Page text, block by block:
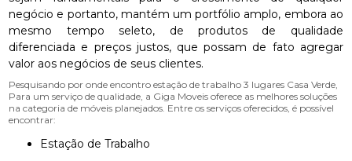
negócio e portanto, mantém um portfólio amplo, embora ao
mesmo tempo seleto, de produtos de qualidade
diferenciada e preços justos, que possam de fato agregar
valor aos negócios de seus clientes.
Pesquisando por onde encontro estação de trabalho 3 lugares Casa Verde,
Para um serviço de qualidade, a Giga Moveis oferece as melhores soluções
na categoria de móveis planejados. Entre os serviços oferecidos, é possível
encontrar:
Estação de Trabalho